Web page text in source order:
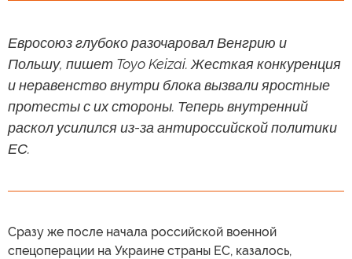
Евросоюз глубоко разочаровал Венгрию и
Польшу, пишет Toyo Keizai. Жесткая конкуренция
и неравенство внутри блока вызвали яростные
протесты с их стороны. Теперь внутренний
раскол усилился из-за антироссийской политики
ЕС.
Сразу же после начала российской военной
спецоперации на Украине страны ЕС, казалось,